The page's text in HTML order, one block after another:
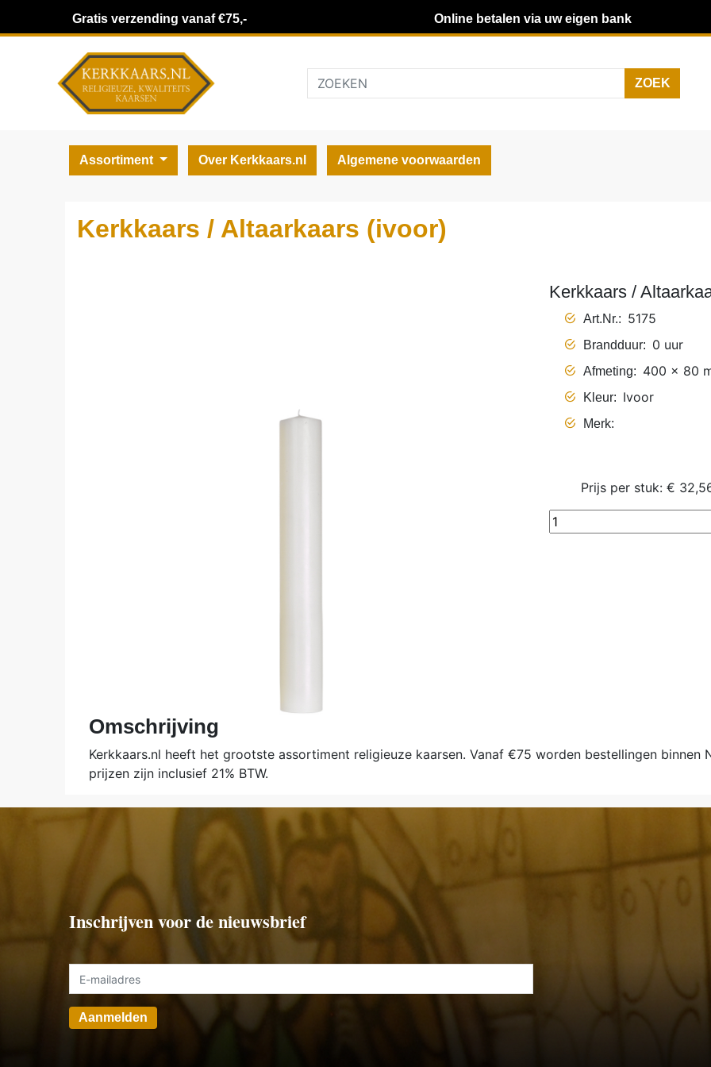
Gratis verzending vanaf €75,- Online betalen via uw eigen bank
Assortiment Over Kerkkaars.nl Algemene voorwaarden
Kerkkaars / Altaarkaars (ivoor)
Kerkkaars /
Art.Nr. 5175
Brandduur 0 uur
Afmeting 400 x 80
Kleur Ivoor
Merk
Prijs per stuk: €
Omschrijving
Kerkkaars.nl heeft het grootste assortiment religieuze kaarsen. Vanaf €75 worden bestellingen binnen
prijzen zijn inclusief 21% BTW.
Inschrijven voor de nieuwsbrief
Aanmelden